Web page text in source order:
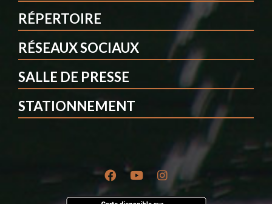
RÉPERTOIRE
RÉSEAUX SOCIAUX
SALLE DE PRESSE
STATIONNEMENT